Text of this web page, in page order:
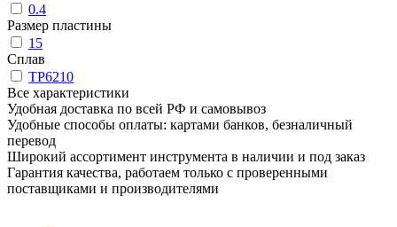
0.4
Размер пластины
15
Сплав
TP6210
Все характеристики
Удобная доставка по всей РФ и самовывоз
Удобные способы оплаты: картами банков, безналичный
перевод
Широкий ассортимент инструмента в наличии и под заказ
Гарантия качества, работаем только с проверенными
поставщиками и производителями